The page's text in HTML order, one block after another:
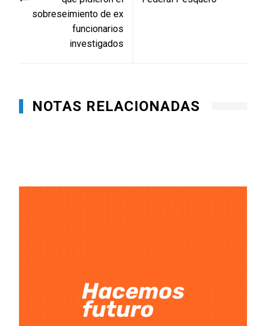
sobreseimiento de ex
funcionarios
investigados
NOTAS RELACIONADAS